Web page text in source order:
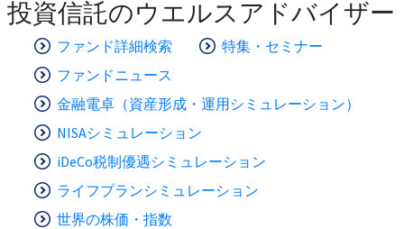
投資信託のウエルスアドバイザー
ファンド詳細検索
特集・セミナー
ファンドニュース
金融電卓（資産形成・運用シミュレーション）
NISAシミュレーション
iDeCo税制優遇シミュレーション
ライフプランシミュレーション
世界の株価・指数